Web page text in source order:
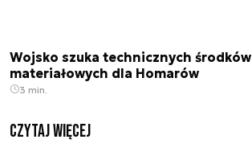
Wojsko szuka technicznych środków
materiałowych dla Homarów
3 min.
czytaj więcej